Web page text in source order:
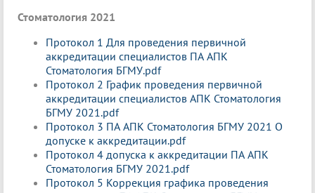
Стоматология 2021
Протокол 1 Для проведения первичной
аккредитации специалистов ПА АПК
Стоматология БГМУ.pdf
Протокол 2 График проведения первичной
аккредитации специалистов АПК Стоматология
БГМУ 2021.pdf
Протокол 3 ПА АПК Стоматология БГМУ 2021 О
допуске к аккредитации.pdf
Протокол 4 допуска к аккредитации ПА АПК
Стоматология БГМУ 2021.pdf
Протокол 5 Коррекция графика проведения